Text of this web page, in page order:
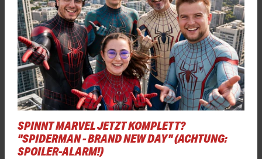
SPINNT MARVEL JETZT KOMPLETT?
"SPIDERMAN - BRAND NEW DAY" (ACHTUNG:
SPOILER-ALARM!)